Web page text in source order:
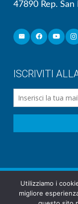
47890 Rep.
ISCRIVITI
Società
San Marino |
Utilizziamo i
migliore